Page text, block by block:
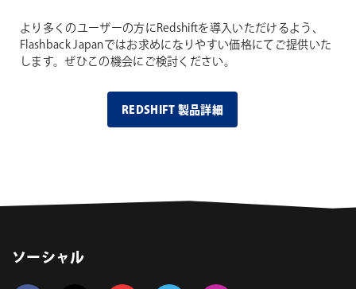
より多くのユーザーの方にRedshiftを導入いただけるよう、
Flashback Japanではお求めになりやすい価格にてご提供いた
します。ぜひこの機会にご検討ください。
REDSHIFT 製品詳細
ソーシャル